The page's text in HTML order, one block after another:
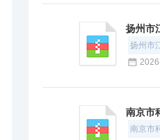
扬州市
扬州市
南京市
南京市